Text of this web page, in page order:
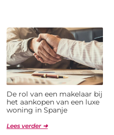
De rol van een makelaar bij
het aankopen van een luxe
woning in Spanje
Lees verder ➜